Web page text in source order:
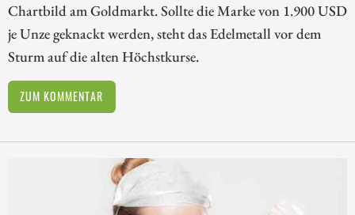
Chartbild am Goldmarkt. Sollte die Marke von 1.900 USD
je Unze geknackt werden, steht das Edelmetall vor dem
Sturm auf die alten Höchstkurse.
ZUM KOMMENTAR